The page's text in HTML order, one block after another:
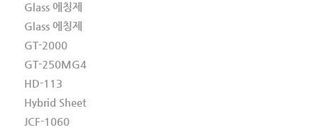
Glass 에칭제
Glass 에칭제
GT-2000
GT-250MG4
HD-113
Hybrid Sheet
JCF-1060